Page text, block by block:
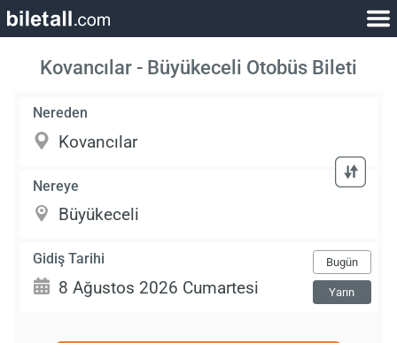
Kovancılar - Büyükeceli Otobüs Bileti
Nereden
Nereye
Gidiş Tarihi Bugün
Yarın